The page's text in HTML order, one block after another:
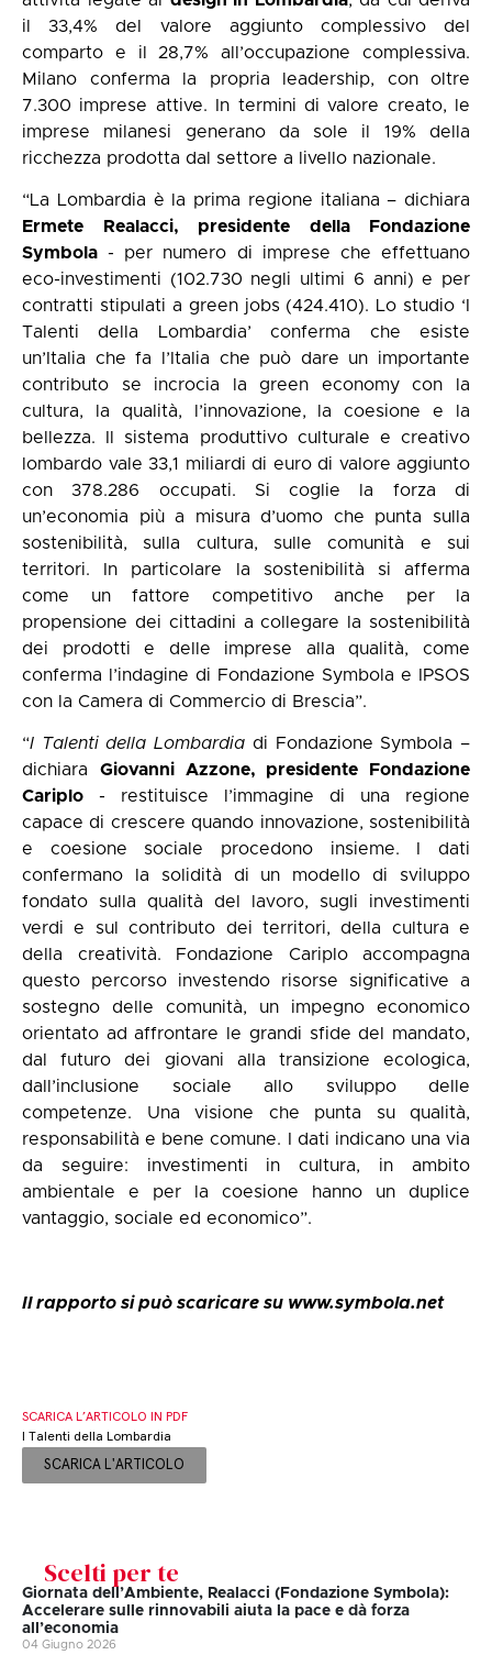
il 33,4% del valore aggiunto complessivo del
comparto e il 28,7% all’occupazione complessiva.
Milano conferma la propria leadership, con oltre
7.300 imprese attive. In termini di valore creato, le
imprese milanesi generano da sole il 19% della
ricchezza prodotta dal settore a livello nazionale.
“La Lombardia è la prima regione italiana – dichiara
Ermete Realacci, presidente della Fondazione
Symbola - per numero di imprese che effettuano
eco-investimenti (102.730 negli ultimi 6 anni) e per
contratti stipulati a green jobs (424.410). Lo studio ‘I
Talenti della Lombardia’ conferma che esiste
un’Italia che fa l’Italia che può dare un importante
contributo se incrocia la green economy con la
cultura, la qualità, l’innovazione, la coesione e la
bellezza. Il sistema produttivo culturale e creativo
lombardo vale 33,1 miliardi di euro di valore aggiunto
con 378.286 occupati. Si coglie la forza di
un’economia più a misura d’uomo che punta sulla
sostenibilità, sulla cultura, sulle comunità e sui
territori. In particolare la sostenibilità si afferma
come un fattore competitivo anche per la
propensione dei cittadini a collegare la sostenibilità
dei prodotti e delle imprese alla qualità, come
conferma l’indagine di Fondazione Symbola e IPSOS
con la Camera di Commercio di Brescia”.
“I Talenti della Lombardia di Fondazione Symbola –
dichiara Giovanni Azzone, presidente Fondazione
Cariplo - restituisce l’immagine di una regione
capace di crescere quando innovazione, sostenibilità
e coesione sociale procedono insieme. I dati
confermano la solidità di un modello di sviluppo
fondato sulla qualità del lavoro, sugli investimenti
verdi e sul contributo dei territori, della cultura e
della creatività. Fondazione Cariplo accompagna
questo percorso investendo risorse significative a
sostegno delle comunità, un impegno economico
orientato ad affrontare le grandi sfide del mandato,
dal futuro dei giovani alla transizione ecologica,
dall’inclusione sociale allo sviluppo delle
competenze. Una visione che punta su qualità,
responsabilità e bene comune. I dati indicano una via
da seguire: investimenti in cultura, in ambito
ambientale e per la coesione hanno un duplice
vantaggio, sociale ed economico”.
Il rapporto si può scaricare su www.symbola.net
SCARICA L’ARTICOLO IN PDF
I Talenti della Lombardia
SCARICA L'ARTICOLO
Scelti per te
Giornata dell’Ambiente, Realacci (Fondazione Symbola):
Accelerare sulle rinnovabili aiuta la pace e dà forza
all’economia
04 Giugno 2026